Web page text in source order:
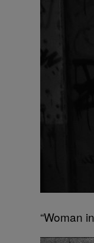
“Woman